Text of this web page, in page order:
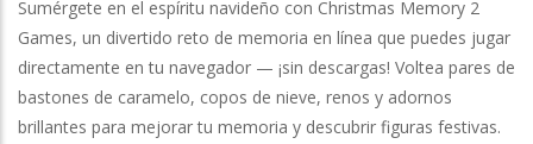
Sumérgete en el espíritu navideño con Christmas Memory 2
Games, un divertido reto de memoria en línea que puedes jugar
directamente en tu navegador — ¡sin descargas! Voltea pares de
bastones de caramelo, copos de nieve, renos y adornos
brillantes para mejorar tu memoria y descubrir figuras festivas.